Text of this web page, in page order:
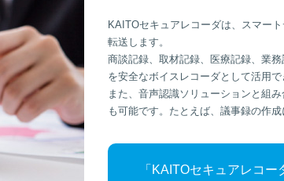
KAITOセキュアレコーダは、スマー
転送します。
商談記録、取材記録、医療記録、業
を安全なボイスレコーダとして活用
また、音声認識ソリューションと組
も可能です。たとえば、議事録の作
「KAITOセキュアレコー